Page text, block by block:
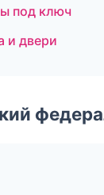
под ключ
и двери